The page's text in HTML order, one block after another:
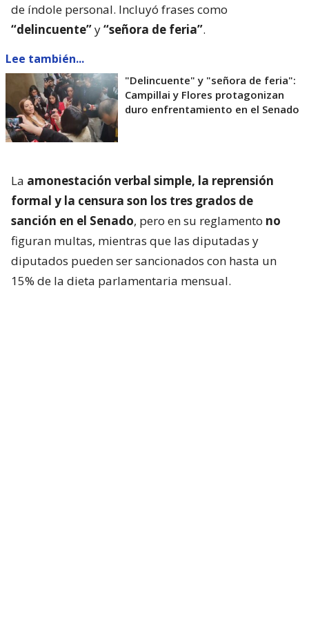
de índole personal. Incluyó frases como
“delincuente”y“señora de feria”.
Lee también...
"Delincuente" y "señora de feria":
Campillai y Flores protagonizan
duro enfrentamiento en el Senado
La amonestación verbal simple, la reprensión
formal y la censura son los tres grados de
sanción en el Senado, pero en su reglamento no
figuran multas, mientras que las diputadas y
diputados pueden ser sancionados con hasta un
15% de la dieta parlamentaria mensual.